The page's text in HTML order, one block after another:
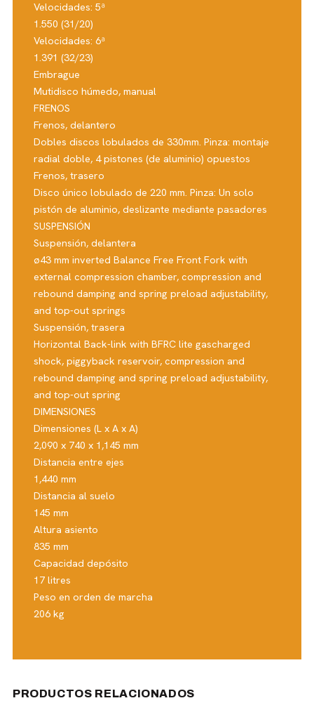
Velocidades: 5ª
1.550 (31/20)
Velocidades: 6ª
1.391 (32/23)
Embrague
Mutidisco húmedo, manual
FRENOS
Frenos, delantero
Dobles discos lobulados de 330mm. Pinza: montaje
radial doble, 4 pistones (de aluminio) opuestos
Frenos, trasero
Disco único lobulado de 220 mm. Pinza: Un solo
pistón de aluminio, deslizante mediante pasadores
SUSPENSIÓN
Suspensión, delantera
ø43 mm inverted Balance Free Front Fork with
external compression chamber, compression and
rebound damping and spring preload adjustability,
and top-out springs
Suspensión, trasera
Horizontal Back-link with BFRC lite gascharged
shock, piggyback reservoir, compression and
rebound damping and spring preload adjustability,
and top-out spring
DIMENSIONES
Dimensiones (L x A x A)
2,090 x 740 x 1,145 mm
Distancia entre ejes
1,440 mm
Distancia al suelo
145 mm
Altura asiento
835 mm
Capacidad depósito
17 litres
Peso en orden de marcha
206 kg
PRODUCTOS RELACIONADOS